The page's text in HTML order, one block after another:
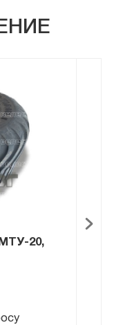
20,